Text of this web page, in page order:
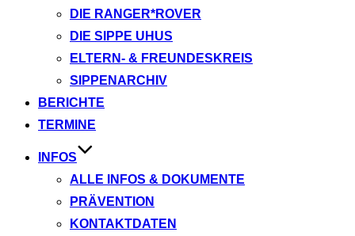
DIE RANGER*ROVER
DIE SIPPE UHUS
ELTERN- & FREUNDESKREIS
SIPPENARCHIV
BERICHTE
TERMINE
INFOS
ALLE INFOS & DOKUMENTE
PRÄVENTION
KONTAKTDATEN